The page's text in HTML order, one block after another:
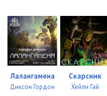
Лалангамена
Диксон Гордон
Скарсник
Хейли Гай